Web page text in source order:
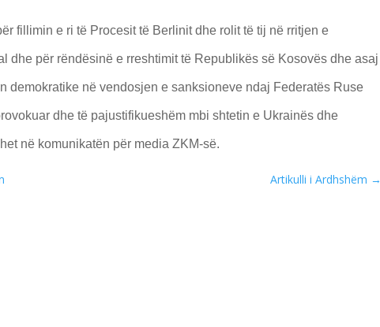
fillimin e ri të Procesit të Berlinit dhe rolit të tij në rritjen e
dhe për rëndësinë e rreshtimit të Republikës së Kosovës dhe asaj
demokratike në vendosjen e sanksioneve ndaj Federatës Ruse
dhe të pajustifikueshëm mbi shtetin e Ukrainës dhe
në komunikatën për media ZKM-së.
Artikulli i Ardhshëm →